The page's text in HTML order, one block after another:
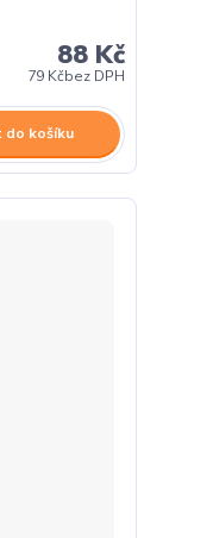
88 Kč
79 Kčbez DPH
do košíku